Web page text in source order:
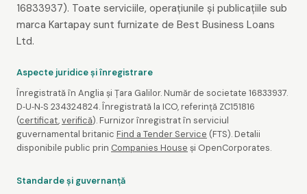
16833937). Toate serviciile, operațiunile și publicațiile sub
marca Kartapay sunt furnizate de Best Business Loans
Ltd.
Aspecte juridice și înregistrare
Înregistrată în Anglia și Țara Galilor. Număr de societate 16833937.
D‑U‑N‑S 234324824. Înregistrată la ICO, referință ZC151816
(certificat,verifică). Furnizor înregistrat în serviciul
guvernamental britanic Find a Tender Service (FTS). Detalii
disponibile public prin Companies House și OpenCorporates.
Standarde și guvernanță